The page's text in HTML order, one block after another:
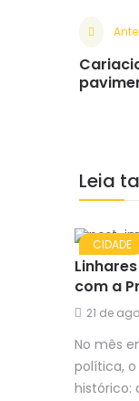
Leia
CIDADE
com a
21 de
No mês
política,
histórico: